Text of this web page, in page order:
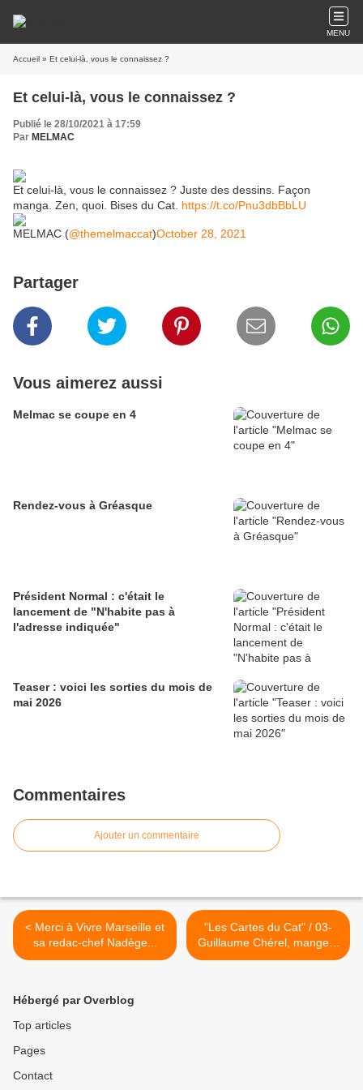
MENU
Accueil » Et celui-là, vous le connaissez ?
Et celui-là, vous le connaissez ?
Publié le 28/10/2021 à 17:59
Par MELMAC
Et celui-là, vous le connaissez ? Juste des dessins. Façon
manga. Zen, quoi. Bises du Cat. https://t.co/Pnu3dbBbLU
MELMAC (@themelmaccat)October 28, 2021
Partager
Vous aimerez aussi
Melmac se coupe en 4
Rendez-vous à Gréasque
Président Normal : c'était le
lancement de "N'habite pas à
l'adresse indiquée"
Teaser : voici les sorties du mois de
mai 2026
Commentaires
Ajouter un commentaire
< Merci à Vivre Marseille et
sa redac-chef Nadège...
"Les Cartes du Cat" / 03-
Guillaume Chérel, mangeur
de fleurs >
Hébergé par Overblog
Top articles
Pages
Contact